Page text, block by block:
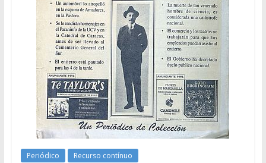
Periódico Recurso contínuo